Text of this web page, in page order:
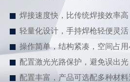
焊接速度快，比传统焊接效率高
轻量化设计，手持焊枪轻便灵活
操作简单，结构紧凑，空间占用
配置激光光路保护，避免误出光
配置丰富，产品可选配多种材